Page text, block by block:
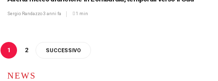
Sergio Randazzo 3 anni fa 1 min
1 2 SUCCESSIVO
NEWS